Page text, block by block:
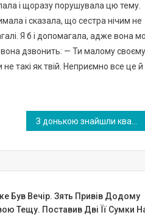
і щоразу порушувала цю тему.
і сказала, що сестра нічим не
Я б і допомагала, адже вона
вона дзвонить: — Ти малому своєму
такі як твій. Неприємно все це й
Був Вечір. Зять Привів Додому
Тещу. Поставив Дві Її Сумки